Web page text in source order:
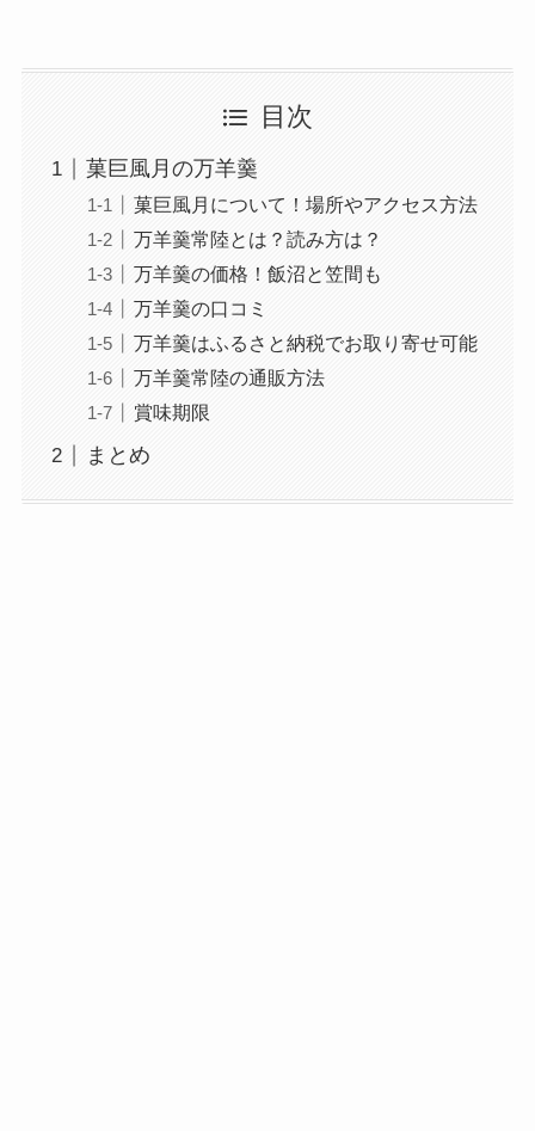
目次
菓巨風月の万羊羹
菓巨風月について！場所やアクセス方法
万羊羹常陸とは？読み方は？
万羊羹の価格！飯沼と笠間も
万羊羹の口コミ
万羊羹はふるさと納税でお取り寄せ可能
万羊羹常陸の通販方法
賞味期限
まとめ